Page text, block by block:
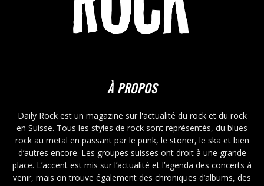
À PROPOS
Daily Rock est un magazine sur l'actualité du rock et du rock
en Suisse. Tous les styles de rock sont représentés, du blues
rock au metal en passant par le punk, le stoner, le ska et bien
d’autres encore. Les groupes suisses ont droit à une grande
place. L’accent est mis sur l’actualité et l’agenda des concerts à
venir, mais on trouve également des chroniques d’albums, des